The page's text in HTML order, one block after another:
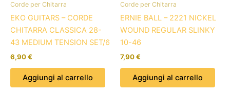
Corde per Chitarra
EKO GUITARS – CORDE
CHITARRA CLASSICA 28-
43 MEDIUM TENSION SET/6
6,90€
Aggiungi al carrello
Corde per Chitarra
ERNIE BALL – 2221 NICKEL
WOUND REGULAR SLINKY
10-46
7,90€
Aggiungi al carrello